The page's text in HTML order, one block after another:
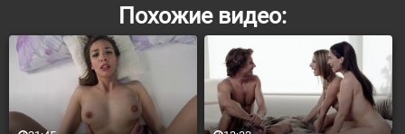
Похожие видео: